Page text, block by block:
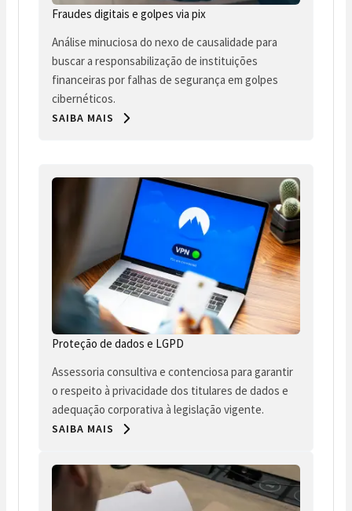
Fraudes digitais e golpes via pix
Análise minuciosa do nexo de causalidade para
buscar a responsabilização de instituições
financeiras por falhas de segurança em golpes
cibernéticos.
SAIBA MAIS
Proteção de dados e LGPD
Assessoria consultiva e contenciosa para garantir
o respeito à privacidade dos titulares de dados e
adequação corporativa à legislação vigente.
SAIBA MAIS